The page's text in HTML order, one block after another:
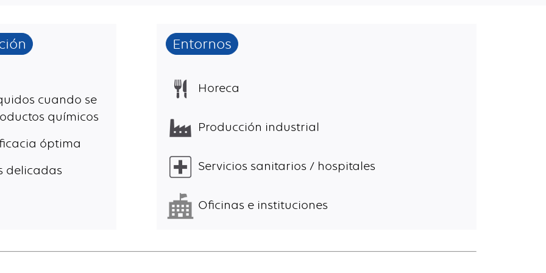
cuando se
químicos
óptima
delicadas
Entornos
Horeca
Producción industrial
Servicios sanitarios / hospitales
Oficinas e instituciones